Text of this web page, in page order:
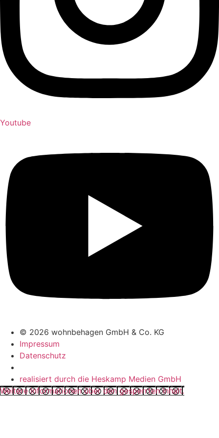
Youtube
© 2026 wohnbehagen GmbH & Co. KG
Impressum
Datenschutz
realisiert durch die Heskamp Medien GmbH
Weitere Informationen über den gesperrten Inhalt.